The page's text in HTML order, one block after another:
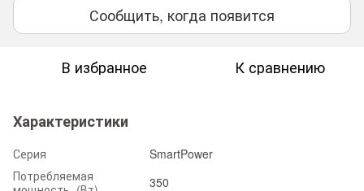
Сообщить, когда появится
В избранное К сравнению
Характеристики
Серия
SmartPower
Потребляемая
350